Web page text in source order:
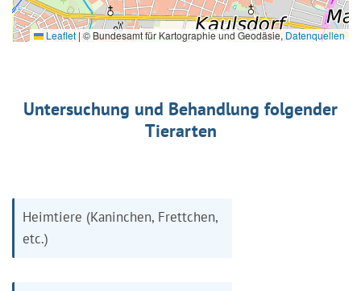
Leaflet | © Bundesamt für Kartographie und Geodäsie, Datenquellen
Untersuchung und Behandlung folgender
Tierarten
Heimtiere (Kaninchen, Frettchen,
etc.)